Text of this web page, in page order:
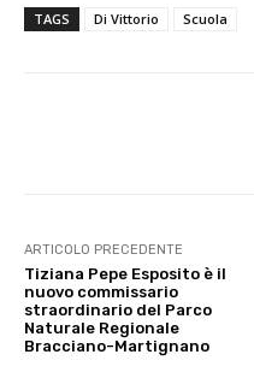
TAGS Di Vittorio Scuola
ARTICOLO PRECEDENTE
Tiziana Pepe Esposito è il
nuovo commissario
straordinario del Parco
Naturale Regionale
Bracciano-Martignano